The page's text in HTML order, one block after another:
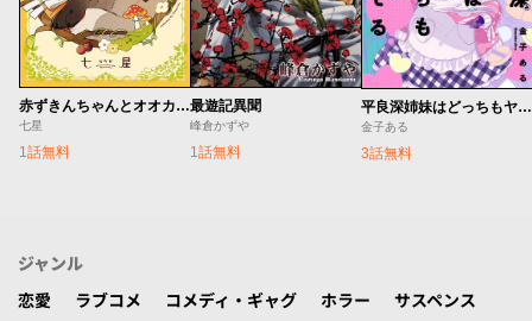
赤ずきんちゃんとオオカミさん
七星
1話無料
最遊記異聞
峰倉かずや
1話無料
平良深姉妹はどっちもヤんでる
金子ある
3話無料
ジャンル
恋愛
ラブコメ コメディ・ギャグ ホラー
サスペンス